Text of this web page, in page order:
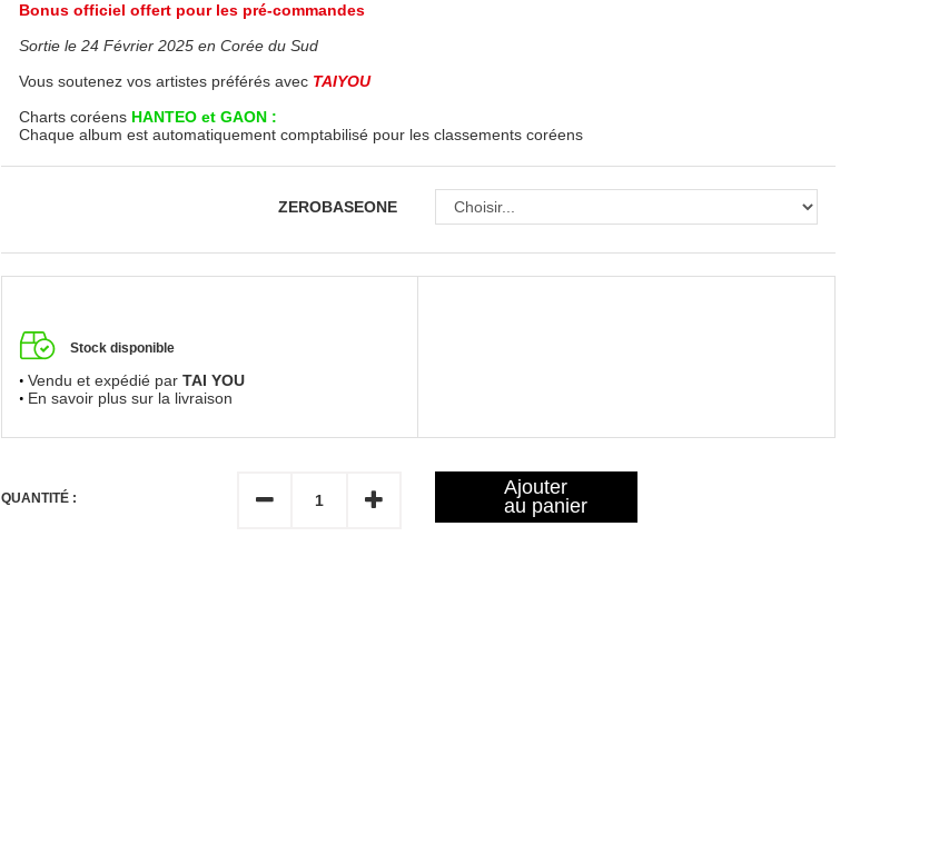
Bonus officiel offert pour les pré-commandes
Sortie le 24 Février 2025 en Corée du Sud
Vous soutenez vos artistes préférés avec TAIYOU
Charts coréens HANTEO et GAON :
Chaque album est automatiquement comptabilisé pour les classements coréens
ZEROBASEONE
Stock disponible
Vendu et expédié par TAI YOU
En savoir plus sur la livraison
QUANTITÉ :
Ajouter
au panier